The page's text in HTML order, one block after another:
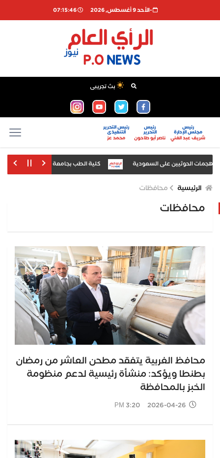
-اﻷحد 9 أغسطس, 2026 07:15:47
بث تجريبى
رئيس
مجلس الإدارة
شريف عبد الغني
رئيس
التحرير
ناصر أبو طاحون
رئيس التحرير
التنفيذى
محمد عز
على السعودية كلية الطب بجامعة أسيوط تنظم دورة تدريبية حول
الرئيسية محافظات
محافظات
محافظ الغربية يتفقد مطحن العاشر من رمضان
بطنطا ويؤكد: منشأة رئيسية لدعم منظومة
الخبز بالمحافظة
2026-04-26 3:20 PM